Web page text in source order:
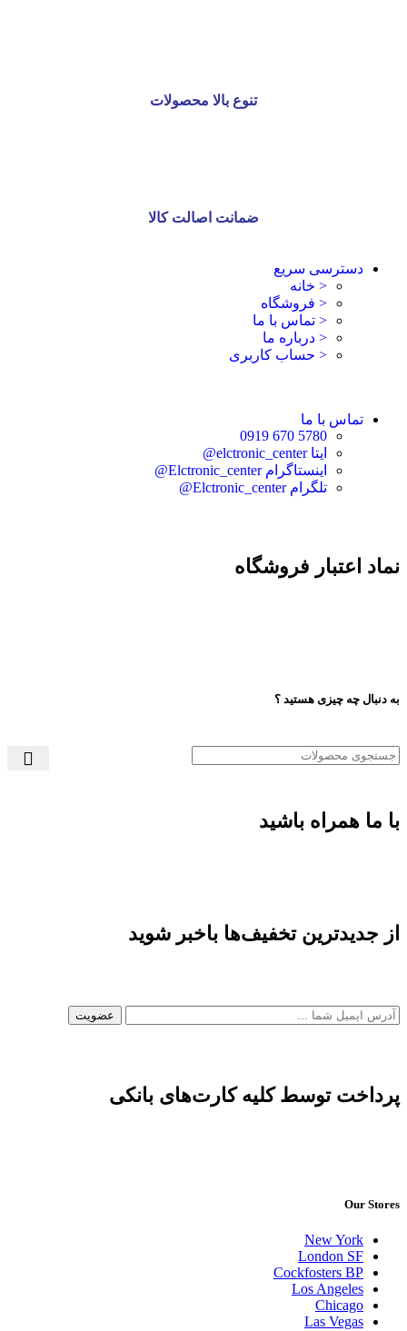
تنوع بالا محصولات
ضمانت اصالت کالا
دسترسی سریع
< خانه
< فروشگاه
< تماس با ما
< درباره ما
< حساب کاربری
تماس با ما
5780 670 0919
ایتا elctronic_center@
اینستاگرام Elctronic_center@
تلگرام Elctronic_center@
نماد اعتبار فروشگاه
به دنبال چه چیزی هستید ؟
با ما همراه باشید
از جدیدترین تخفیف‌ها باخبر شوید
پرداخت توسط کلیه کارت‌های بانکی
Our Stores
New York
London SF
Cockfosters BP
Los Angeles
Chicago
Las Vegas